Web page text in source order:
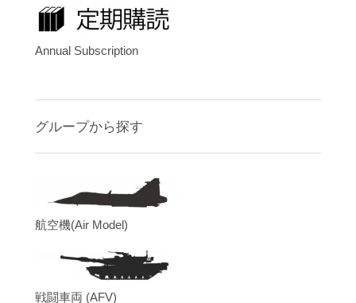
Annual Subscription
グループから探す
航空機(Air Model)
戦闘車両 (AFV)